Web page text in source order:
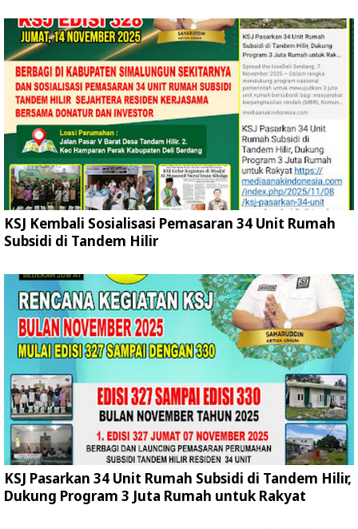
KSJ Kembali Sosialisasi Pemasaran 34 Unit Rumah
Subsidi di Tandem Hilir
KSJ Pasarkan 34 Unit Rumah Subsidi di Tandem Hilir,
Dukung Program 3 Juta Rumah untuk Rakyat